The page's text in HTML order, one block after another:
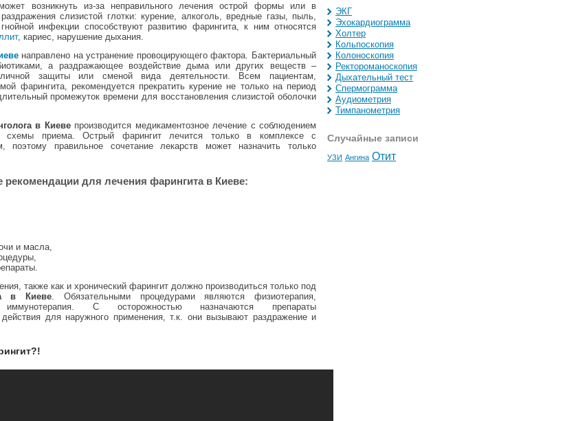
возникнуть из-за неправильного лечения острой формы или в
слизистой глотки: курение, алкоголь, вредные газы, пыль,
инфекции способствуют развитию фарингита, к ним относятся
, кариес, нарушение дыхания.
направлено на устранение провоцирующего фактора. Бактериальный
а раздражающее воздействие дыма или других веществ –
защиты или сменой вида деятельности. Всем пациентам,
фарингита, рекомендуется прекратить курение не только на период
промежуток времени для восстановления слизистой оболочки
в Киевепроизводится медикаментозное лечение с соблюдением
схемы приема. Острый фарингит лечится только в комплексе с
поэтому правильное сочетание лекарств может назначить только
рекомендации для лечения фарингита в Киеве:
и масла,
также как и хронический фарингит должно производиться только под
в Киеве. Обязательными процедурами являются физиотерапия,
С осторожностью назначаются препараты
действия для наружного применения, т.к. они вызывают раздражение и
ЭКГ
Эхокардиограмма
Холтер
Кольпоскопия
Колоноскопия
Ректороманоскопия
Дыхательный тест
Спермограмма
Аудиометрия
Тимпанометрия
Случайные записи
УЗИ Ангина Отит